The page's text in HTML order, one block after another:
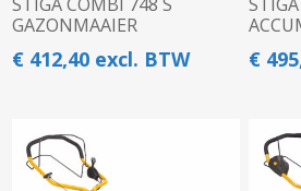
GAZONMAAIER
€ 412,40 excl. BTW €